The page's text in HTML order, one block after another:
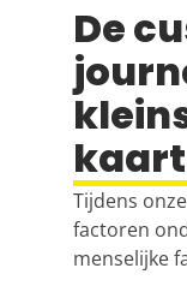
De
Tijdens
factoren
menselijke